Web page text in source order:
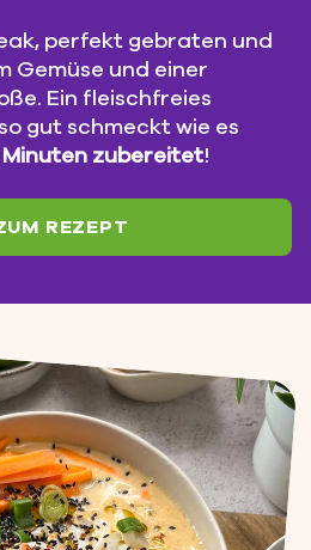
perfekt gebraten und
Gemüse und einer
Ein fleischfreies
gut schmeckt wie es
zubereitet!
REZEPT